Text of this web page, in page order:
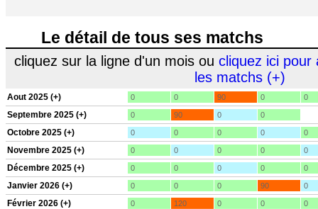
Le détail de tous ses matchs
cliquez sur la ligne d'un mois ou cliquez ici pour
les matchs (+)
Aout 2025 (+) 0 0 90 0 0
Septembre 2025 (+) 0 90 0 0
Octobre 2025 (+) 0 0 0 0 0
Novembre 2025 (+) 0 0 0 0 0
Décembre 2025 (+) 0 0 0 0 0
Janvier 2026 (+) 0 0 0 90 0
Février 2026 (+) 0 120 0 0 0